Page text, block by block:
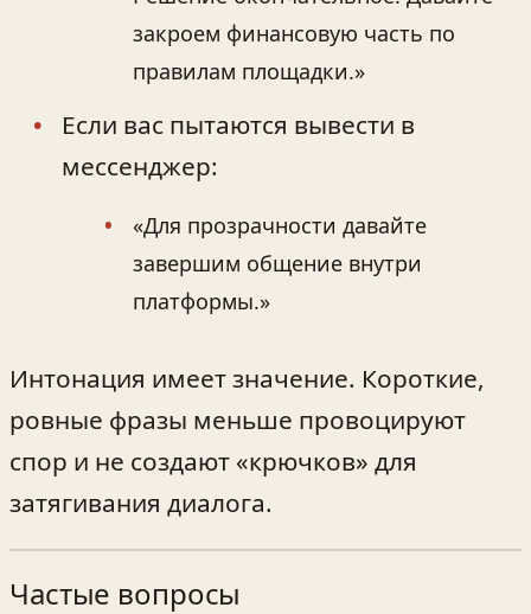
закроем финансовую часть по
правилам площадки.»
Если вас пытаются вывести в
мессенджер:
«Для прозрачности давайте
завершим общение внутри
платформы.»
Интонация имеет значение. Короткие,
ровные фразы меньше провоцируют
спор и не создают «крючков» для
затягивания диалога.
Частые вопросы